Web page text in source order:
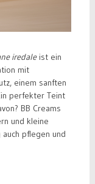
iredaleist ein
mit
einem sanften
perfekter Teint
BB Creams
und kleine
pflegen und